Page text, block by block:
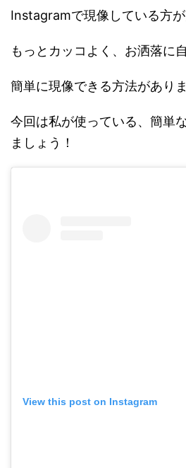
Instagramで現像している方
もっとカッコよく、お洒落に
簡単に現像できる方法がありま
今回は私が使っている、簡単
ましょう！
View this post on Instagram